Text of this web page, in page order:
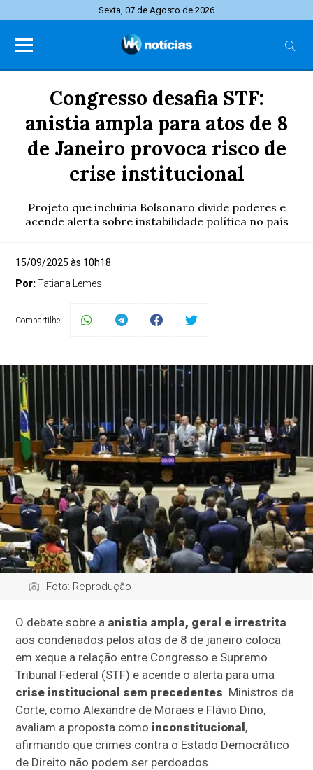
Sexta, 07 de Agosto de 2026
Congresso desafia STF:
anistia ampla para atos de 8
de Janeiro provoca risco de
crise institucional
Projeto que incluiria Bolsonaro divide poderes e
acende alerta sobre instabilidade política no país
15/09/2025 às 10h18
Por:Tatiana Lemes
Compartilhe:
Foto: Reprodução
O debate sobre a anistia ampla, geral e irrestrita
aos condenados pelos atos de 8 de janeiro coloca
em xeque a relação entre Congresso e Supremo
Tribunal Federal (STF) e acende o alerta para uma
crise institucional sem precedentes. Ministros da
Corte, como Alexandre de Moraes e Flávio Dino,
avaliam a proposta como inconstitucional,
afirmando que crimes contra o Estado Democrático
de Direito não podem ser perdoados.